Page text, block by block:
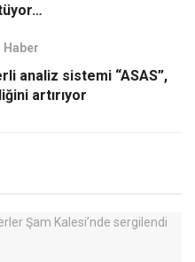
analiz sistemi “ASAS”,
artırıyor